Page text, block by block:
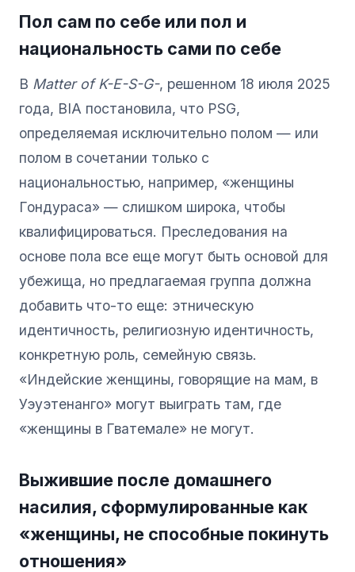
Пол сам по себе или пол и
национальность сами по себе
В Matter of K-E-S-G-, решенном 18 июля 2025
года, BIA постановила, что PSG,
определяемая исключительно полом — или
полом в сочетании только с
национальностью, например, «женщины
Гондураса» — слишком широка, чтобы
квалифицироваться. Преследования на
основе пола все еще могут быть основой для
убежища, но предлагаемая группа должна
добавить что-то еще: этническую
идентичность, религиозную идентичность,
конкретную роль, семейную связь.
«Индейские женщины, говорящие на мам, в
Уэуэтенанго» могут выиграть там, где
«женщины в Гватемале» не могут.
Выжившие после домашнего
насилия, сформулированные как
«женщины, не способные покинуть
отношения»